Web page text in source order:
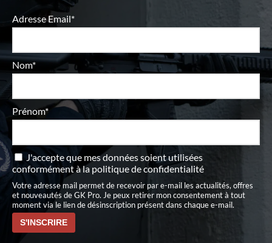
Adresse Email*
Nom*
Prénom*
J'accepte que mes données soient utilisées
conformément àla politique de confidentialité
Votre adresse mail permet de recevoir par e-mail les actualités, offres
et nouveautés de GK Pro. Je peux retirer mon consentement à tout
moment via le lien de désinscription présent dans chaque e-mail.